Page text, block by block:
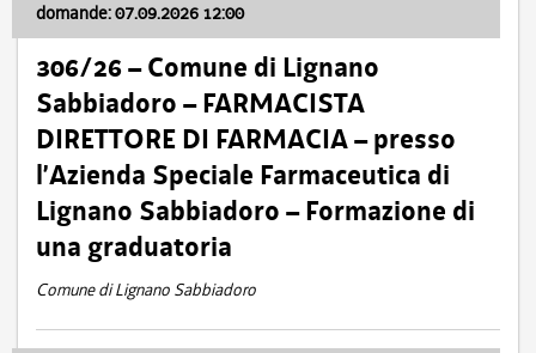
domande: 07.09.2026 12:00
306/26 – Comune di Lignano
Sabbiadoro – FARMACISTA
DIRETTORE DI FARMACIA – presso
l’Azienda Speciale Farmaceutica di
Lignano Sabbiadoro – Formazione di
una graduatoria
Comune di Lignano Sabbiadoro